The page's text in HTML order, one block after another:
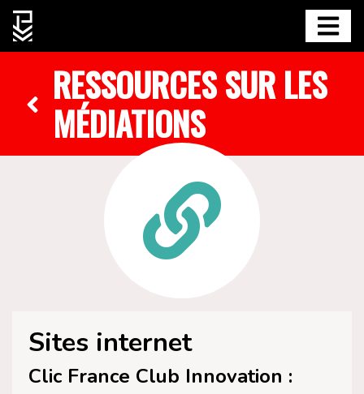
RESSOURCES SUR LES
MÉDIATIONS
Sites internet
Clic France Club Innovation :